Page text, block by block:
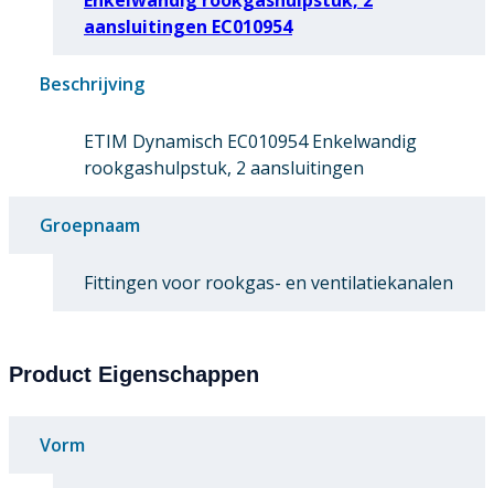
aansluitingen EC010954
Beschrijving
ETIM Dynamisch EC010954 Enkelwandig
rookgashulpstuk, 2 aansluitingen
Groepnaam
Fittingen voor rookgas- en ventilatiekanalen
Product Eigenschappen
Vorm